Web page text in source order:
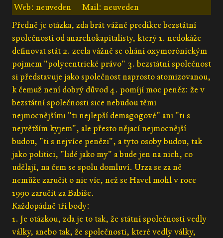
Web: neuveden
Mail: neuveden
Předně je otázka, zda brát vážně predikce bezstátní
společnosti od anarchokapitalisty, který 1. nedokáže
definovat stát 2. zcela vážně se ohání oxymorónickým
pojmem "polycentrické právo" 3. bezstátní společnost
si představuje jako společnost naprosto atomizovanou,
k čemuž není dobrý důvod 4. pomíjí moc peněz: že v
bezstátní společnosti sice nebudou těmi
nejmocnějšími "ti nejlepší demagogové" ani "ti s
největším kyjem", ale přesto nějací nejmocnější
budou, "ti s nejvíce penězi", a tyto osoby budou, tak
jako politici, "lidé jako my" a bude jen na nich, co
udělají, na čem se spolu domluví. Urza se za ně
nemůže zaručit o nic víc, než se Havel mohl v roce
1990 zaručit za Babiše.
Každopádně tři body:
1. Je otázkou, zda je to tak, že státní společnosti vedly
války, anebo tak, že společnosti, které vedly války,